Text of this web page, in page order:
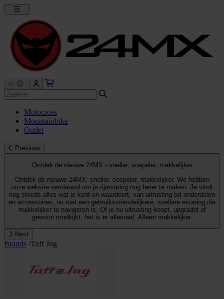
Motocross
Mountainbike
Outlet
Previous
Ontdek de nieuwe 24MX - sneller, soepeler, makkelijker
Ontdek de nieuwe 24MX: sneller, soepeler, makkelijker. We hebben
onze website vernieuwd om je rijervaring nog beter te maken. Je vindt
nog steeds alles wat je kent en waardeert, van uitrusting tot onderdelen
en accessoires, nu met een gebruiksvriendelijkere, snellere ervaring die
makkelijker te navigeren is. Of je nu uitrusting koopt, upgradet of
gewoon rondkijkt, het is er allemaal. Alleen makkelijker.
Next
Brands /Tuff Jug